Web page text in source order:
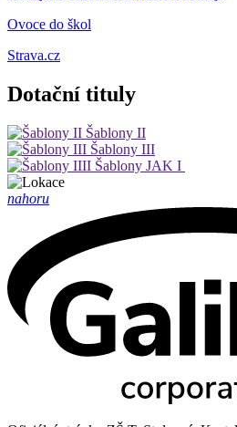
Ovoce do škol
Strava.cz
Dotační tituly
Šablony II
Šablony III
Šablony JAK I
nahoru